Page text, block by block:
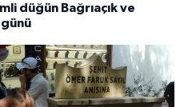
düğün Bağrıaçık ve